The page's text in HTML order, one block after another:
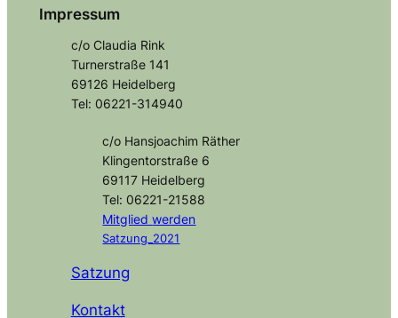
Impressum
c/o Claudia Rink
Turnerstraße 141
69126 Heidelberg
Tel: 06221-314940
c/o Hansjoachim Räther
Klingentorstraße 6
69117 Heidelberg
Tel: 06221-21588
Mitgliedwerden
Satzung_2021
Satzung
Kontakt